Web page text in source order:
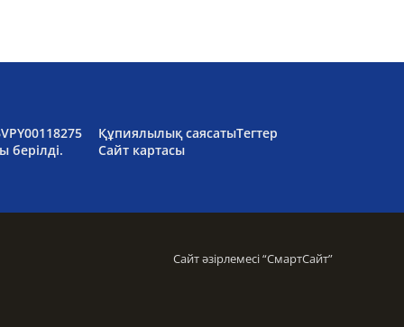
берілді.
Құпиялылық саясатыТегтер
Сайт картасы
Сайт әзірлемесі “СмартСайт”